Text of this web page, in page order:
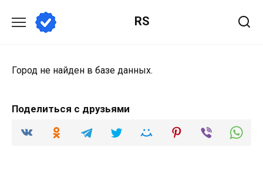
содержанию
RS
Город не найден в базе данных.
Поделиться с друзьями